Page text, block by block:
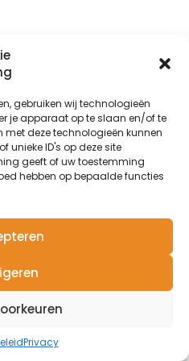
gebruiken wij technologieën
je apparaat op te slaan en/of te
deze technologieën kunnen
unieke ID's op deze site
geeft of uw toestemming
hebben op bepaalde functies
Privacy